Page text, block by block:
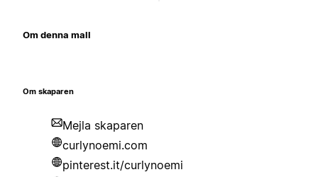
Om denna mall
Om skaparen
Mejla skaparen
curlynoemi.com
pinterest.it/curlynoemi